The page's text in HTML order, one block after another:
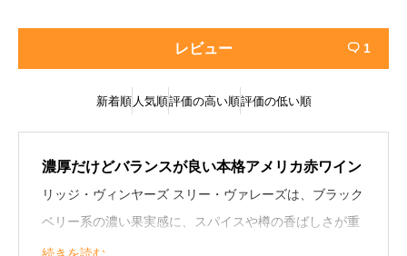
レビュー  1
新着順 人気順評価の高い順評価の低い順
濃厚だけどバランスが良い本格アメリカ赤ワイン
リッジ・ヴィンヤーズ スリー・ヴァレーズは、ブラック
ベリー系の濃い果実感に、スパイスや樽の香ばしさが重
なっていてかなり複雑な味わいだった。しっかり濃厚だ